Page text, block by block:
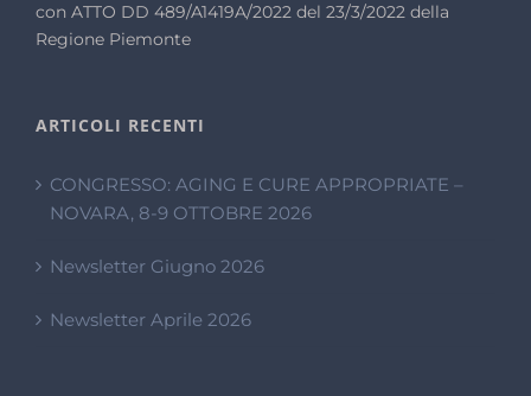
con ATTO DD 489/A1419A/2022 del 23/3/2022 della
Regione Piemonte
ARTICOLI RECENTI
CONGRESSO: AGING E CURE APPROPRIATE –
NOVARA, 8-9 OTTOBRE 2026
Newsletter Giugno 2026
Newsletter Aprile 2026